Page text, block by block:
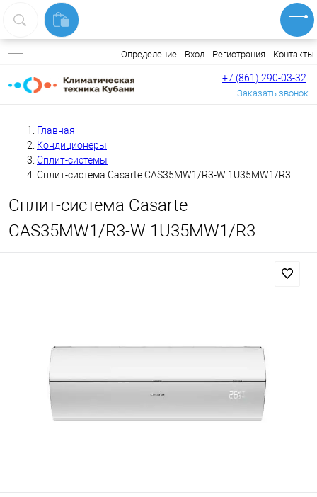
Определение Вход Регистрация Контакты
+7 (861) 290-03-32
Заказать звонок
Главная
Кондиционеры
Сплит-системы
Сплит-система Casarte CAS35MW1/R3-W 1U35MW1/R3
Сплит-система Casarte
CAS35MW1/R3-W 1U35MW1/R3